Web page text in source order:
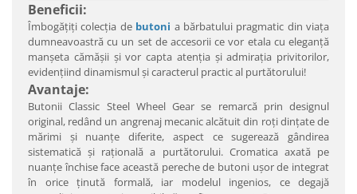
Beneficii:
Îmbogăţiţi colecţia de butoni a bărbatului pragmatic din viaţa
dumneavoastră cu un set de accesorii ce vor etala cu eleganţă
manşeta cămăşii şi vor capta atenţia şi admiraţia privitorilor,
evidenţiind dinamismul şi caracterul practic al purtătorului!
Avantaje:
Butonii Classic Steel Wheel Gear se remarcă prin designul
original, redând un angrenaj mecanic alcătuit din roţi dinţate de
mărimi şi nuanţe diferite, aspect ce sugerează gândirea
sistematică şi raţională a purtătorului. Cromatica axată pe
nuanţe închise face această pereche de butoni uşor de integrat
în orice ţinută formală, iar modelul ingenios, ce degajă